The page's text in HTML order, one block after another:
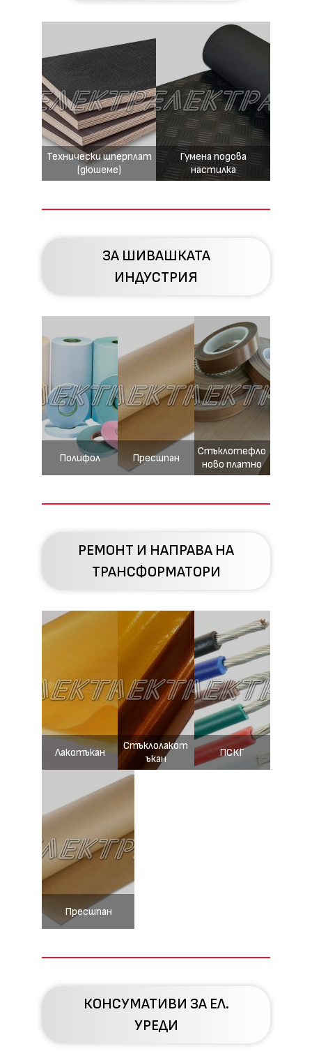
Технически шперплат
(дюшеме)
Гумена подова
настилка
ЗА ШИВАШКАТА
ИНДУСТРИЯ
Полифол Пресшпан
Стъклотефло
ново платно
РЕМОНТ И НАПРАВА НА
ТРАНСФОРМАТОРИ
Лакотъкан
Стъклолакот
ъкан
ПСКГ
Пресшпан
КОНСУМАТИВИ ЗА ЕЛ.
УРЕДИ